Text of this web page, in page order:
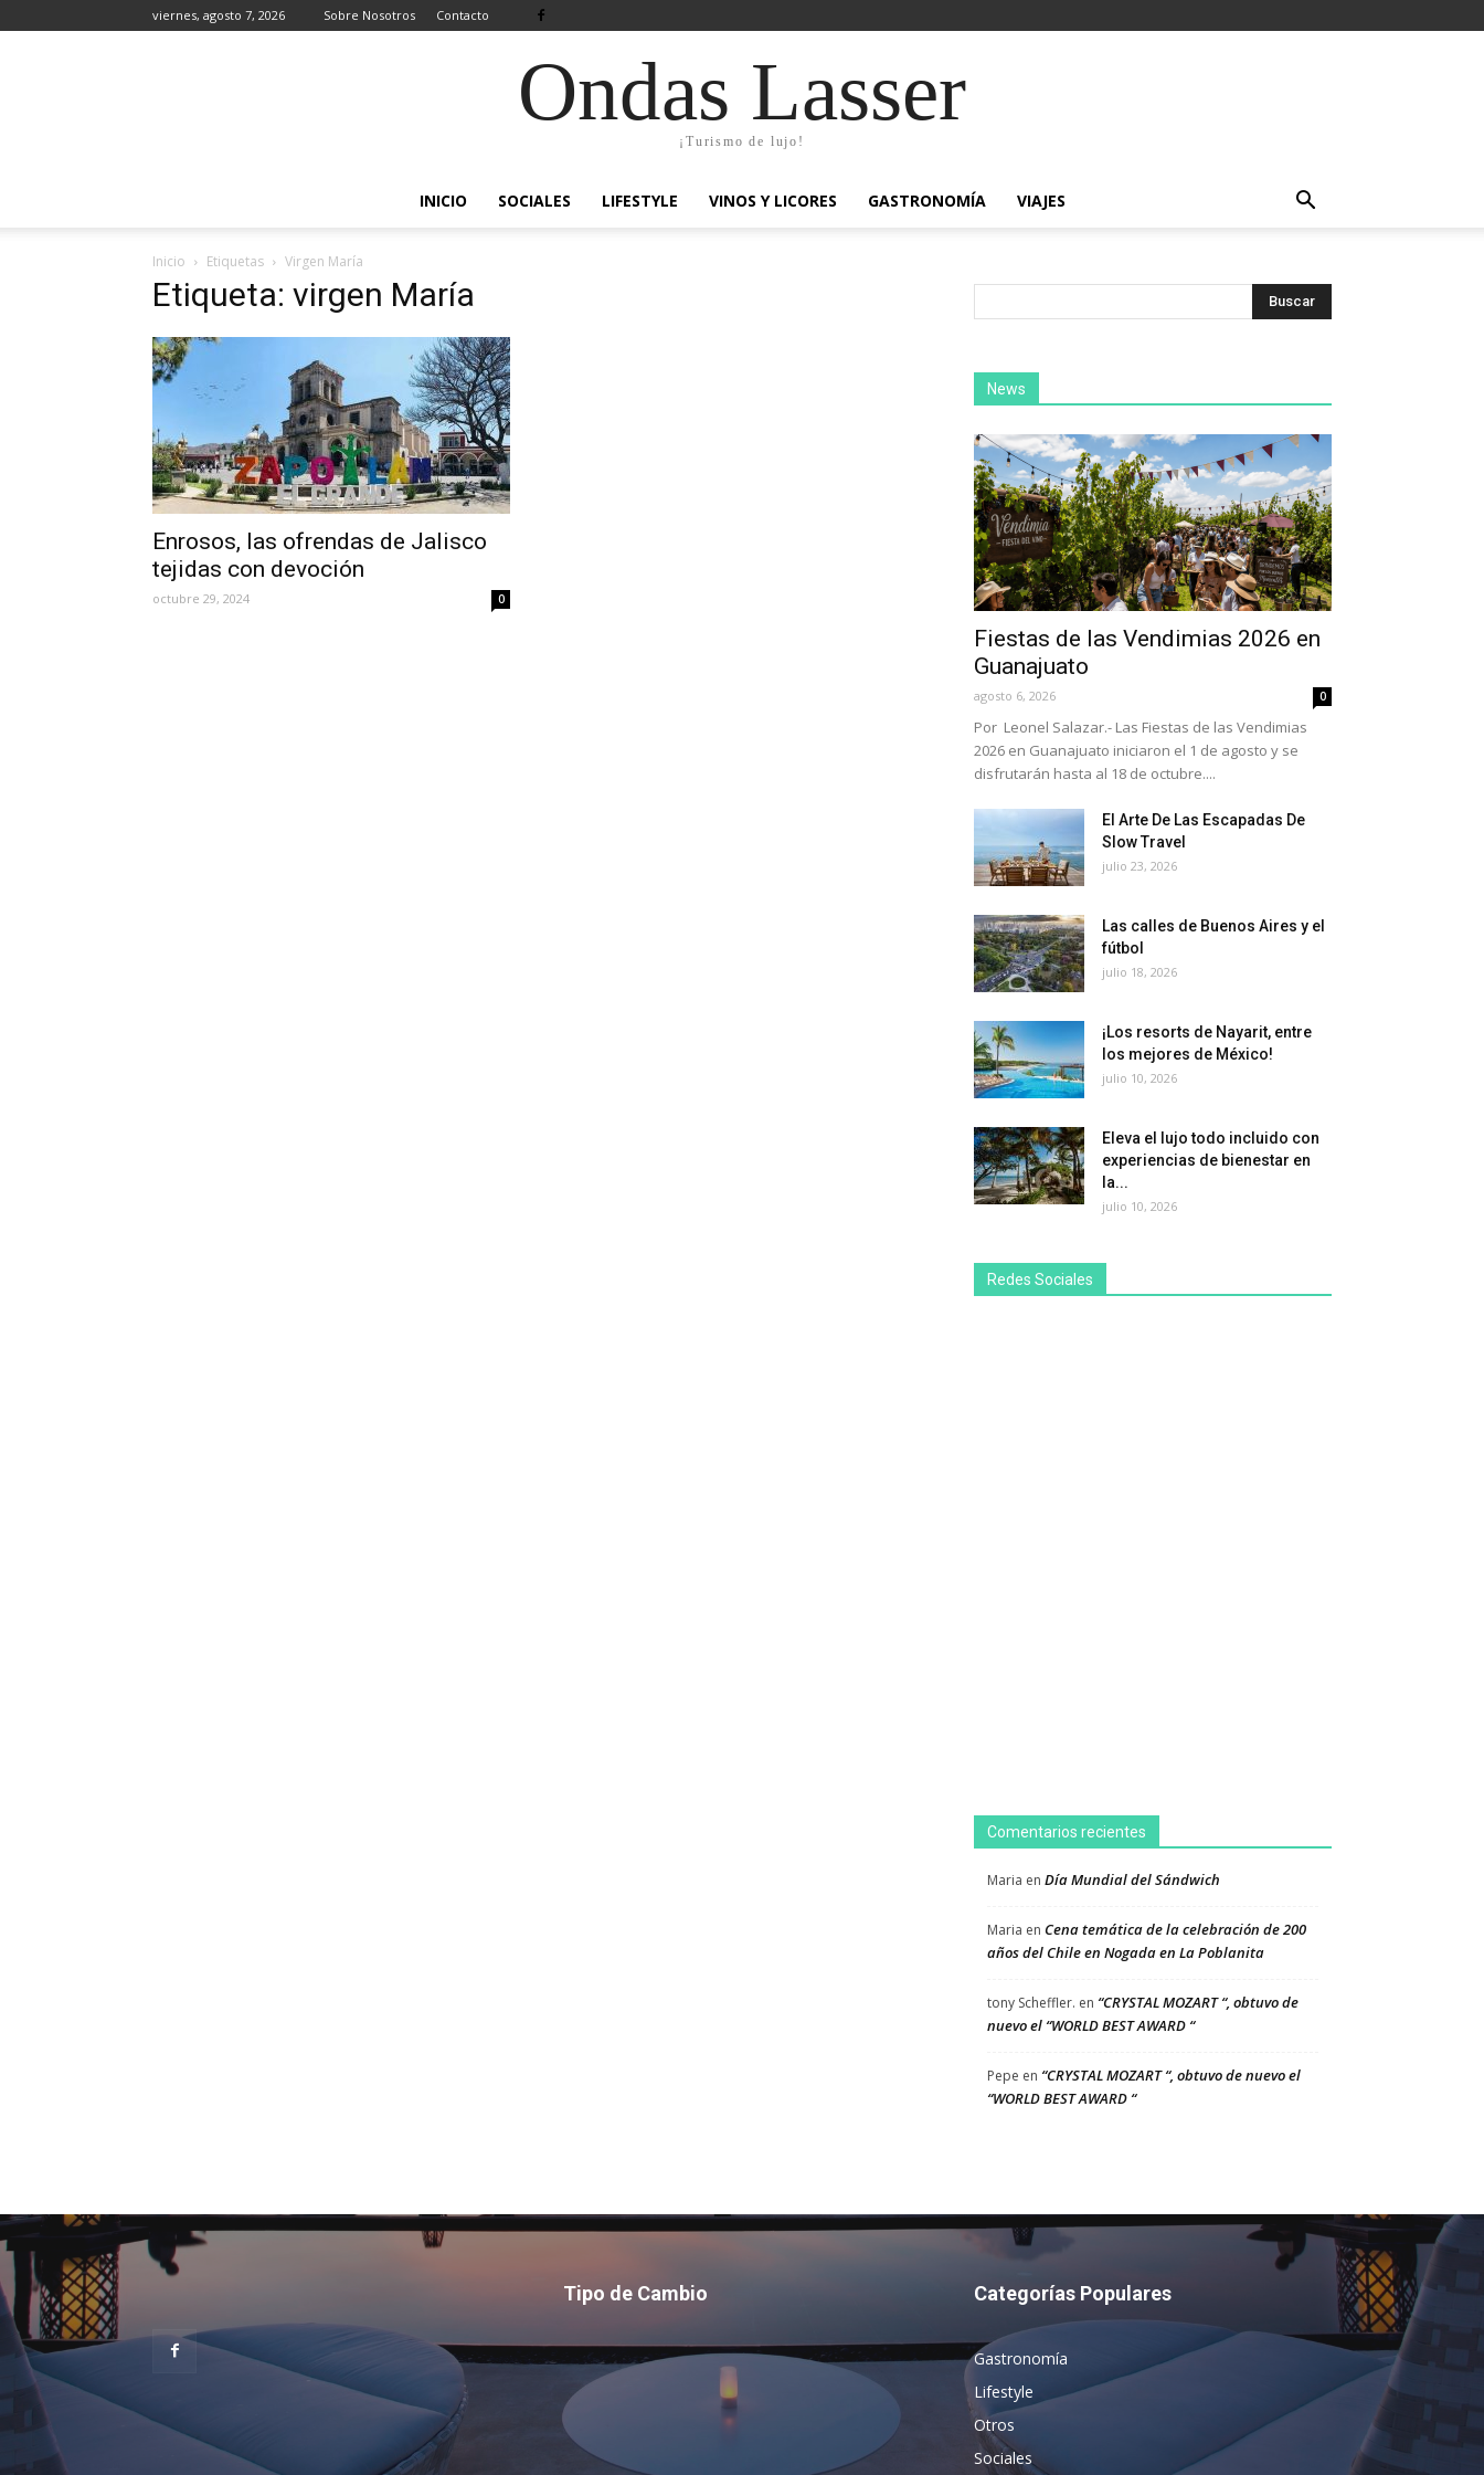
viernes, agosto 7, 2026 Sobre Nosotros Contacto
Ondas Lasser
¡Turismo de lujo!
INICIO SOCIALES LIFESTYLE VINOS Y LICORES GASTRONOMÍA VIAJES
Inicio Etiquetas Virgen María
Etiqueta: virgen María
Enrosos, las ofrendas de Jalisco
tejidas con devoción
octubre 29, 2024 0
News
Fiestas de las Vendimias 2026 en
Guanajuato
agosto 6, 2026 0
Por Leonel Salazar.- Las Fiestas de las Vendimias
2026 en Guanajuato iniciaron el 1 de agosto y se
disfrutarán hasta al 18 de octubre....
El Arte De Las Escapadas De
Slow Travel
julio 23, 2026
Las calles de Buenos Aires y el
fútbol
julio 18, 2026
¡Los resorts de Nayarit, entre
los mejores de México!
julio 10, 2026
Eleva el lujo todo incluido con
experiencias de bienestar en
la...
julio 10, 2026
Redes Sociales
Comentarios recientes
Maria en Día Mundial del Sándwich
Maria en Cena temática de la celebración de 200
años del Chile en Nogada en La Poblanita
tony Scheffler. en “CRYSTAL MOZART “, obtuvo de
nuevo el “WORLD BEST AWARD “
Pepe en “CRYSTAL MOZART “, obtuvo de nuevo el
“WORLD BEST AWARD “
Tipo de Cambio Categorías Populares
Gastronomía
Lifestyle
Otros
Sociales